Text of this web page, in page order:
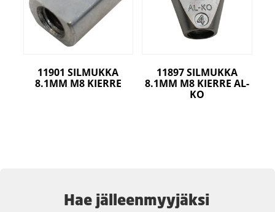
11901 SILMUKKA
8.1MM M8 KIERRE
11897 SILMUKKA
8.1MM M8 KIERRE AL-
KO
Hae jälleenmyyjäksi